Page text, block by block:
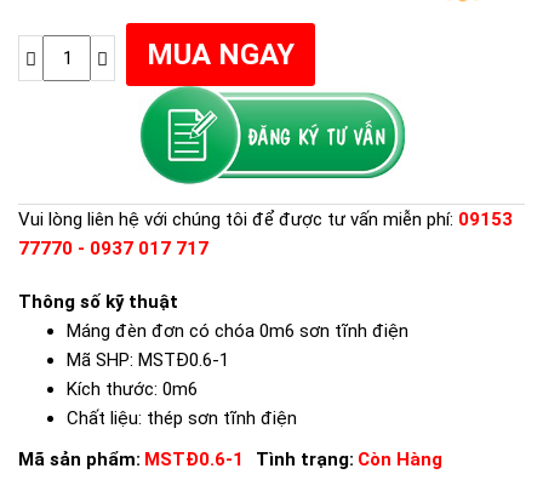
Vui lòng liên hệ với chúng tôi để được tư vấn miễn phí: 09153
77770 - 0937 017 717
Thông số kỹ thuật
Máng đèn đơn có chóa 0m6 sơn tĩnh điện
Mã SHP: MSTĐ0.6-1
Kích thước: 0m6
Chất liệu: thép sơn tĩnh điện
Mã sản phẩm: MSTĐ0.6-1 Tình trạng: Còn Hàng